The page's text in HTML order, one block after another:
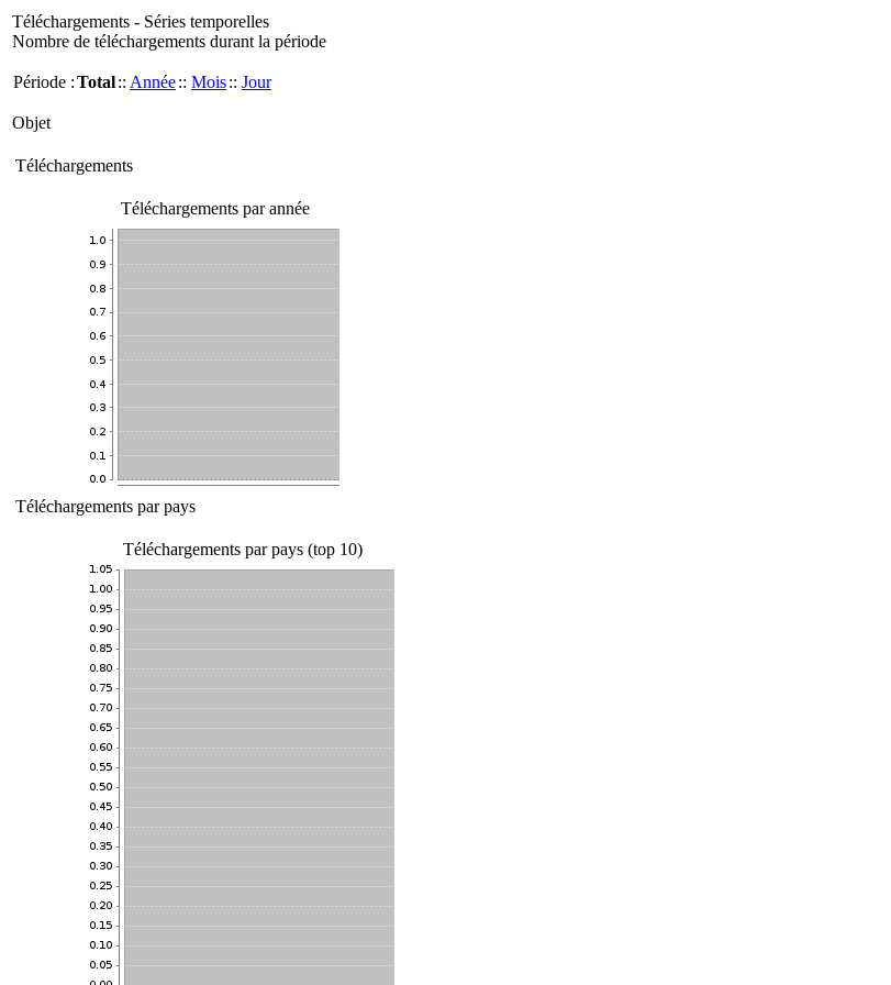
Téléchargements - Séries temporelles
Nombre de téléchargements durant la période
Période :Total:: Année:: Mois:: Jour
Objet
Téléchargements
Téléchargements par année
Téléchargements par pays
Téléchargements par pays (top 10)